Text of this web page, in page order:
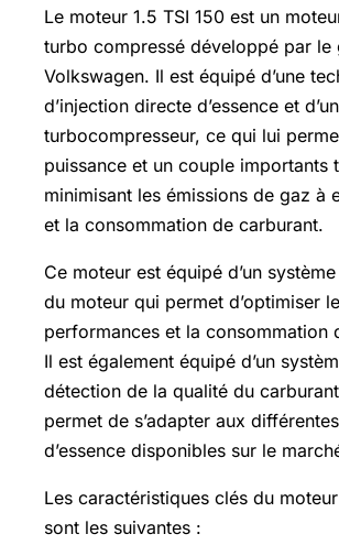
Le moteur 1.5 TSI 150 est un
turbo compressé développé par le
Volkswagen. Il est équipé d’une
d’injection directe d’essence et d’un
turbocompresseur, ce qui lui
puissance et un couple importants
minimisant les émissions de gaz à
et la consommation de carburant.
Ce moteur est équipé d’un
du moteur qui permet d’optimiser
performances et la consommation
Il est également équipé d’un
détection de la qualité du
permet de s’adapter aux
d’essence disponibles sur le
Les caractéristiques clés du
sont les suivantes :